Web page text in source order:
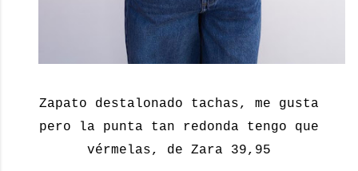
Zapato destalonado tachas, me gusta
pero la punta tan redonda tengo que
vérmelas, de Zara 39,95